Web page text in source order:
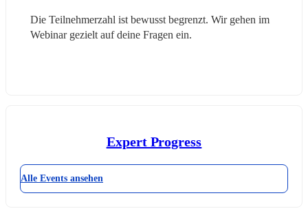
Die Teilnehmerzahl ist bewusst begrenzt. Wir gehen im
Webinar gezielt auf deine Fragen ein.
Expert Progress
Alle Events ansehen